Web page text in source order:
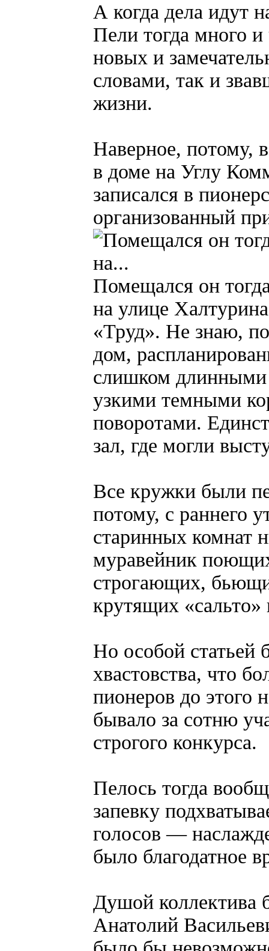
А когда дела идут
Пели тогда много
новых и
словами, так и
жизни.
Наверное, потому,
в доме на Углу
записался в
организованный
Помещался он
на улице
«Труд». Не знаю,
дом,
слишком длинными
узкими темными
поворотами.
зал, где могли
Все кружки были
потому, с раннего
старинных комнат
муравейник
строгающих,
крутящих
Но особой статьей
хвастовства, что
пионеров до этого
бывало за сотню
строгого конкурса.
Пелось тогда
запевку
голосов —
было благодатное
Душой коллектива
Анатолий